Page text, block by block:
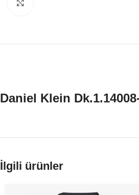
Daniel Klein
İlgili ürünler